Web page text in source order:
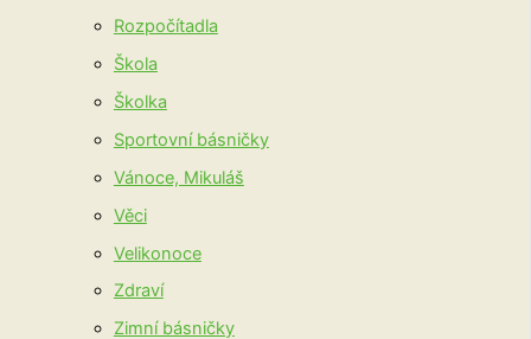
Rozpočítadla
Škola
Školka
Sportovní básničky
Vánoce, Mikuláš
Věci
Velikonoce
Zdraví
Zimní básničky